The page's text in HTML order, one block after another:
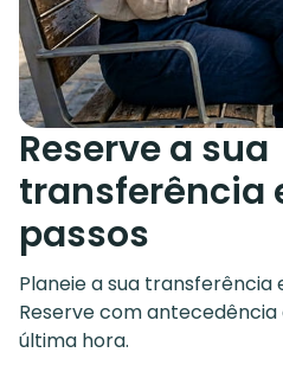
Reserve a sua
transferência
passos
Planeie a sua transferência
Reserve com
última hora.